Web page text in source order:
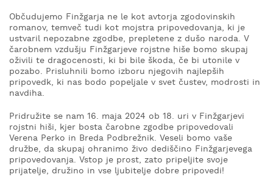
ŠOLE
DOGODKI
Občudujemo Finžgarja ne le kot avtorja zgodovinskih
romanov, temveč tudi kot mojstra pripovedovanja, ki je
ustvaril nepozabne zgodbe, prepletene z dušo naroda. V
čarobnem vzdušju Finžgarjeve rojstne hiše bomo skupaj
oživili te dragocenosti, ki bi bile škoda, če bi utonile v
pozabo. Prisluhnili bomo izboru njegovih najlepših
pripovedk, ki nas bodo popeljale v svet čustev, modrosti in
navdiha.
Pridružite se nam 16. maja 2024 ob 18. uri v Finžgarjevi
rojstni hiši, kjer bosta čarobne zgodbe pripovedovali
Verena Perko in Breda Podbrežnik. Veseli bomo vaše
družbe, da skupaj ohranimo živo dediščino Finžgarjevega
pripovedovanja. Vstop je prost, zato pripeljite svoje
prijatelje, družino in vse ljubitelje dobre pripovedi!